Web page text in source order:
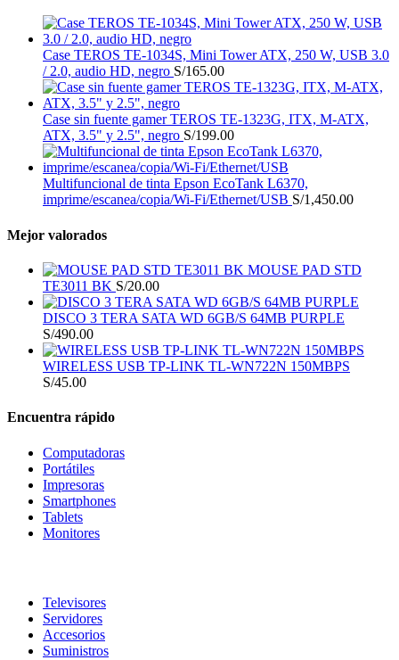
Case TEROS TE-1034S, Mini Tower ATX, 250 W, USB 3.0
/ 2.0, audio HD, negro S/165.00
Case sin fuente gamer TEROS TE-1323G, ITX, M-ATX,
ATX, 3.5" y 2.5", negro S/199.00
Multifuncional de tinta Epson EcoTank L6370,
imprime/escanea/copia/Wi-Fi/Ethernet/USB S/1,450.00
Mejor valorados
MOUSE PAD STD
TE3011 BK S/20.00
DISCO 3 TERA SATA WD 6GB/S 64MB PURPLE
S/490.00
WIRELESS USB TP-LINK TL-WN722N 150MBPS
S/45.00
Encuentra rápido
Computadoras
Portátiles
Impresoras
Smartphones
Tablets
Monitores
Televisores
Servidores
Accesorios
Suministros